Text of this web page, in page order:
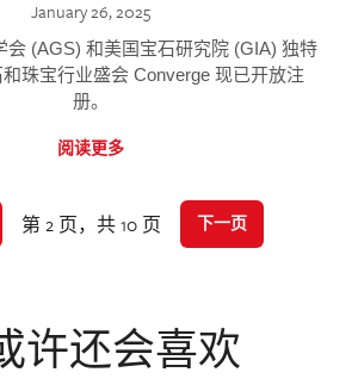
January 26, 2025
会 (AGS) 和美国宝石研究院 (GIA) 独特
珠宝行业盛会 Converge 现已开放注
册。
阅读更多
第 2 页，共 10 页 下一页
许还会喜欢